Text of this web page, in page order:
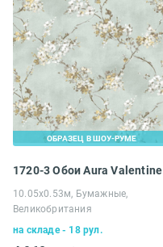
ОБРАЗЕЦ В ШОУ-РУМЕ
1720-3 Обои Aura Valentine
10.05х0.53м, Бумажные,
Великобритания
на складе - 18 рул.